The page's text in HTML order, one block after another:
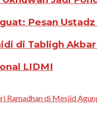
Pesan
di Tabligh
LIDMI